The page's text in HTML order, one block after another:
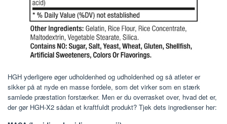
HGH yderligere øger udholdenhed og udholdenhed og så atleter er
sikker på at nyde en masse fordele, som det virker som en stærk
samlede præstation forstærker. Men er du overrasket over, hvad det er,
der gør HGH-X2 sådan et kraftfuldt produkt? Tjek dets ingredienser her: